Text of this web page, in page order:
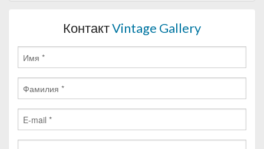
КонтактVintage Gallery